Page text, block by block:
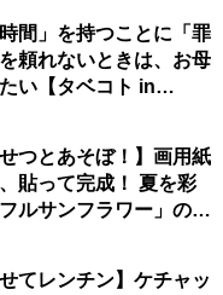
間」を持つことに「罪
頼れないときは、お母
い【タベコト in
つとあそぼ！】画用紙
貼って完成！ 夏を彩
ルサンフラワー」の作
てレンチン】ケチャッ